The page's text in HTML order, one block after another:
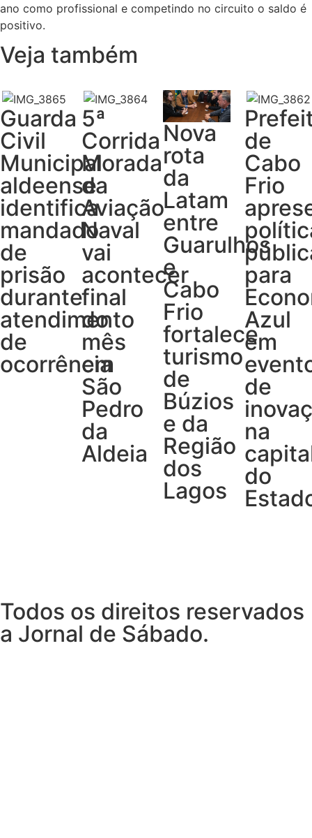
ano como profissional e competindo no circuito o saldo é
positivo.
Veja também
Guarda
Civil
Municipal
aldeense
identifica
mandado
de
prisão
durante
atendimento
de
ocorrência
5ª
Corrida
Morada
da
Aviação
Naval
vai
acontecer
final
do
mês
em
São
Pedro
da
Aldeia
Nova
rota
da
Latam
entre
Guarulhos
e
Cabo
Frio
fortalece
turismo
de
Búzios
e da
Região
dos
Lagos
de
Cabo
Frio
para
Azul
em
de
na
do
Todos os direitos reservados
a Jornal de Sábado.